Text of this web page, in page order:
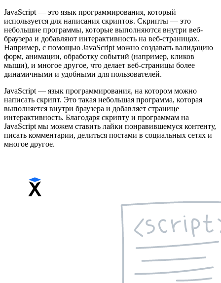
JavaScript — это язык программирования, который
используется для написания скриптов. Скрипты — это
небольшие программы, которые выполняются внутри веб-
браузера и добавляют интерактивность на веб-страницах.
Например, с помощью JavaScript можно создавать валидацию
форм, анимации, обработку событий (например, кликов
мыши), и многое другое, что делает веб-страницы более
динамичными и удобными для пользователей.
JavaScript — язык программирования, на котором можно
написать скрипт. Это такая небольшая программа, которая
выполняется внутри браузера и добавляет странице
интерактивность. Благодаря скрипту и программам на
JavaScript мы можем ставить лайки понравившемуся контенту,
писать комментарии, делиться постами в социальных сетях и
многое другое.